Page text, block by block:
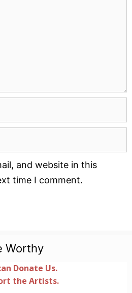
and website in this
time I comment.
Worthy